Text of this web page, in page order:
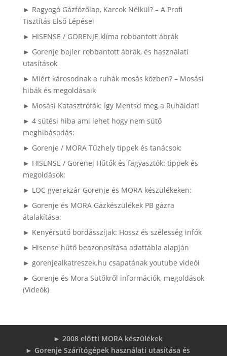
► Ragyogó Gázfőzőlap, Karcok Nélkül? – A Profi
Tisztítás Első Lépései
► HISENSE / GORENJE klíma robbantott ábrák
► Gorenje bojler robbantott ábrák, és használati
utasítások
► Miért károsodnak a ruhák mosás közben? – Mosási
hibák és megoldásaik
► Mosási Katasztrófák: Így Mentsd meg a Ruháidat!
► 4 sütési hiba ami lehet hogy nem sütő
meghibásodás:
► Gorenje / MORA Tűzhely tippek és tanácsok:
► HISENSE / Gorenej Hűtők és fagyasztók: tippek és
megoldások:
► LOC gyerekzár Gorenje és MORA készülékeken:
► Gorenje és MORA Gázkészülékek PB gázra
átalakítása:
► Kenyérsütő bordásszíjak: Hossz és szélesség infók
► Hisense hűtő beazonosítása adattábla alapján
► gorenjealkatreszek.hu csapatának youtube videói
► Gorenje és Mora Sütőkről információk, megoldások
(Videók)
► 2008 előtti MORA készülékek
► Gorenje Szárítógépek használati utasítása és